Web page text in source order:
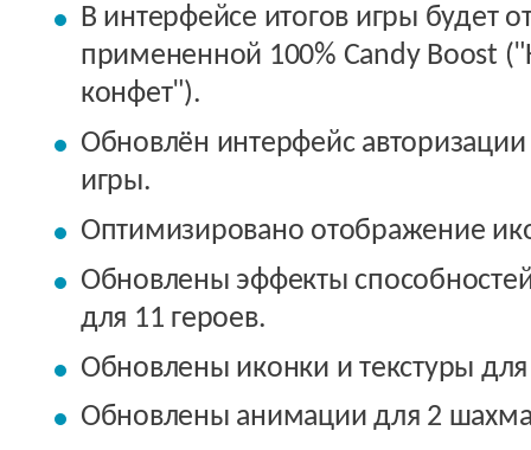
В интерфейсе итогов игры будет
примененной 100% Candy Boost
конфет").
Обновлён интерфейс
игры.
Оптимизировано отображение
Обновлены эффекты
для 11 героев.
Обновлены иконки и текстуры для
Обновлены анимации для 2